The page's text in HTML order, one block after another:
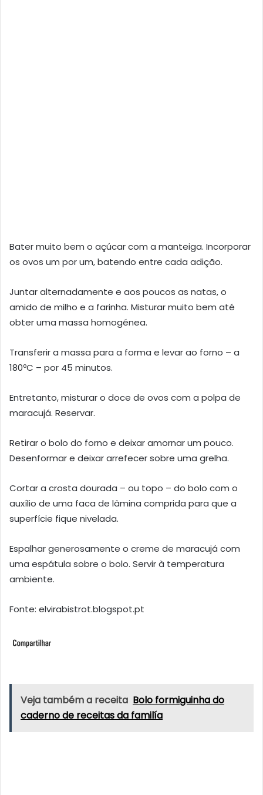
Bater muito bem o açúcar com a manteiga. Incorporar
os ovos um por um, batendo entre cada adição.
Juntar alternadamente e aos poucos as natas, o
amido de milho e a farinha. Misturar muito bem até
obter uma massa homogénea.
Transferir a massa para a forma e levar ao forno – a
180ºC – por 45 minutos.
Entretanto, misturar o doce de ovos com a polpa de
maracujá. Reservar.
Retirar o bolo do forno e deixar amornar um pouco.
Desenformar e deixar arrefecer sobre uma grelha.
Cortar a crosta dourada – ou topo – do bolo com o
auxílio de uma faca de lâmina comprida para que a
superfície fique nivelada.
Espalhar generosamente o creme de maracujá com
uma espátula sobre o bolo. Servir à temperatura
ambiente.
Fonte: elvirabistrot.blogspot.pt
Veja também a receita Bolo formiguinha do
caderno de receitas da familía